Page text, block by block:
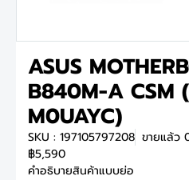
ASUS
B840M-A CSM
M0UAYC)
SKU : 197105797208 ขายแล้ว
฿5,590
คำอธิบายสินค้าแบบย่อ